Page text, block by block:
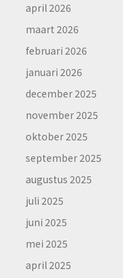
april 2026
maart 2026
februari 2026
januari 2026
december 2025
november 2025
oktober 2025
september 2025
augustus 2025
juli 2025
juni 2025
mei 2025
april 2025